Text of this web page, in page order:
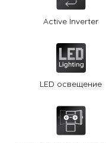
Active Inverter
LED освещение